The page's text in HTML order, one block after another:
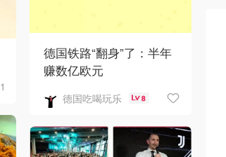
德国铁路“翻身”了：半年
赚数亿欧元
德国吃喝玩乐 8
1